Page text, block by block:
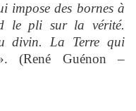
impose des bornes à
le pli sur la vérité.
divin. La Terre qui
(René Guénon –